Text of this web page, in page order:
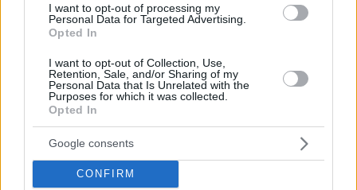
I want to opt-out of processing my
Personal Data for Targeted Advertising.
Opted In
I want to opt-out of Collection, Use,
Retention, Sale, and/or Sharing of my
Personal Data that Is Unrelated with the
Purposes for which it was collected.
Opted In
Google consents
CONFIRM
Hirdetés